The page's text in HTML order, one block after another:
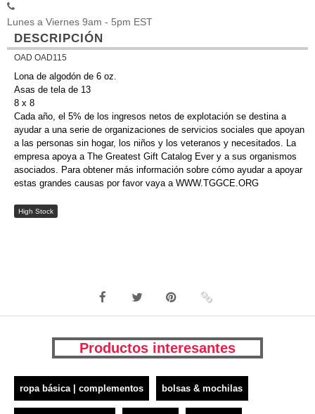
Lunes a Viernes 9am - 5pm EST
DESCRIPCIÓN
OAD OAD115
Lona de algodón de 6 oz.
Asas de tela de 13
8 x 8
Cada año, el 5% de los ingresos netos de explotación se destina a
ayudar a una serie de organizaciones de servicios sociales que apoyan
a las personas sin hogar, los niños y los veteranos y necesitados. La
empresa apoya a The Greatest Gift Catalog Ever y a sus organismos
asociados. Para obtener más información sobre cómo ayudar a apoyar
estas grandes causas por favor vaya a WWW.TGGCE.ORG
High Stock
Productos interesantes
ropa básica | complementos bolsas & mochilas